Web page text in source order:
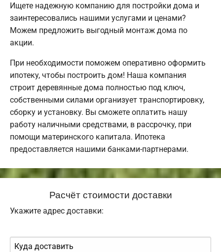
Ищете надежную компанию для постройки дома и
заинтересовались нашими услугами и ценами?
Можем предложить выгодный монтаж дома по
акции.
При необходимости поможем оперативно оформить
ипотеку, чтобы построить дом! Наша компания
строит деревянные дома полностью под ключ,
собственными силами организует транспортировку,
сборку и установку. Вы сможете оплатить нашу
работу наличными средствами, в рассрочку, при
помощи материнского капитала. Ипотека
предоставляется нашими банками-партнерами.
Расчёт стоимости доставки
Укажите адрес доставки: